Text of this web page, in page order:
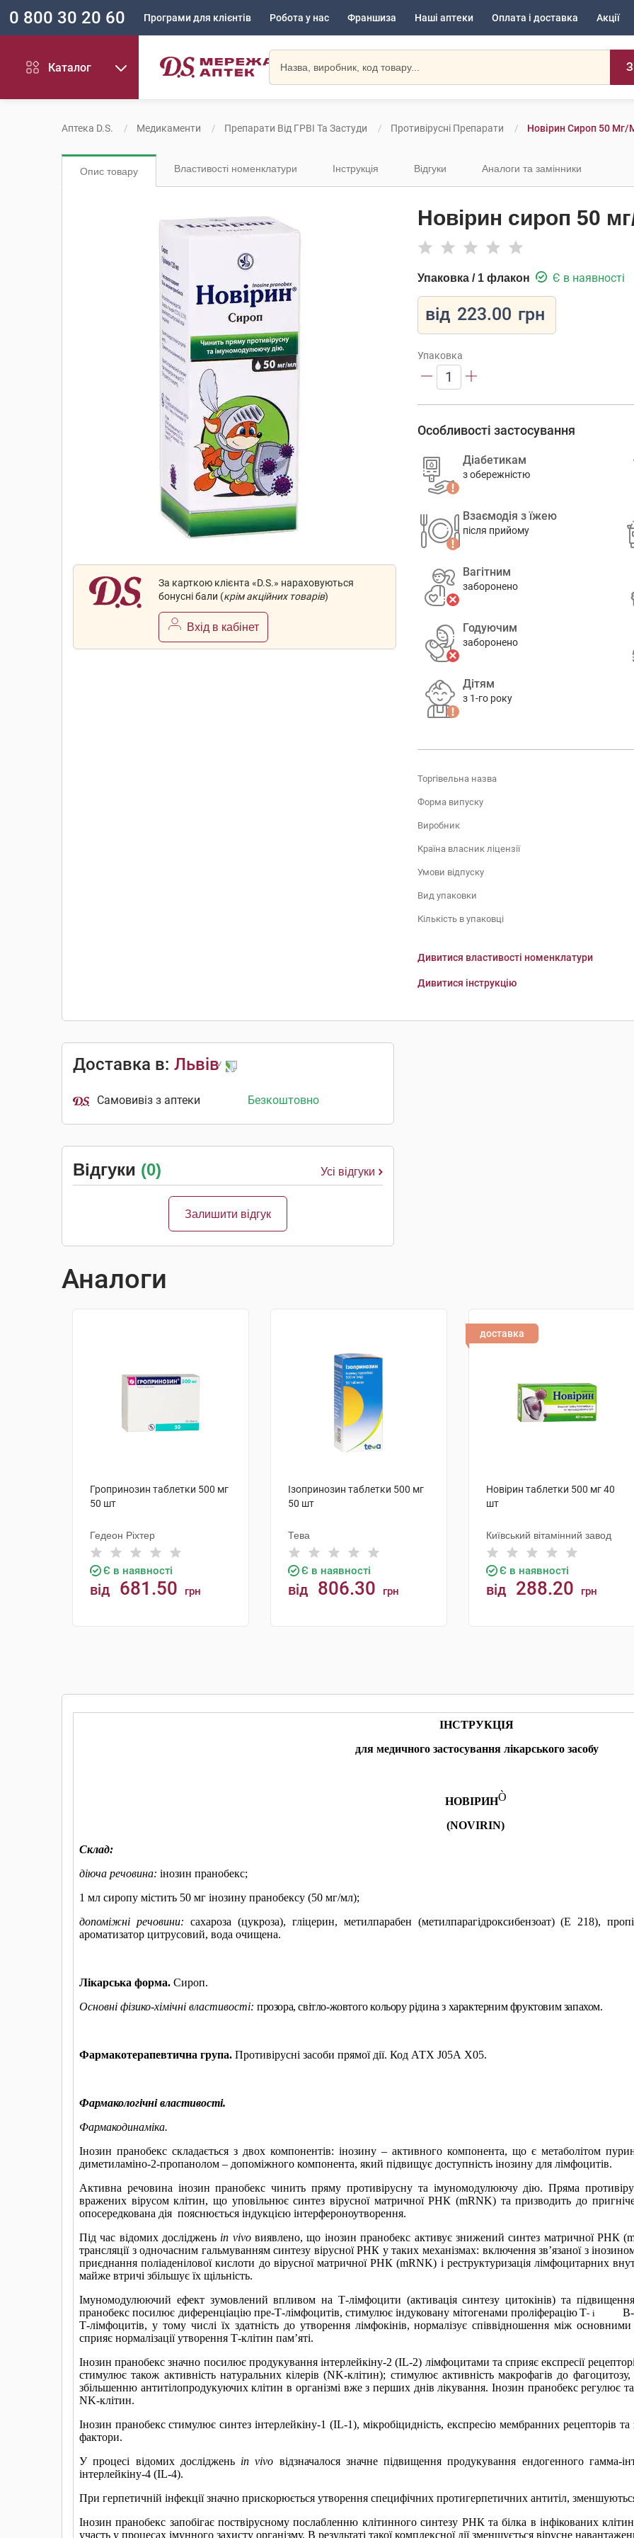
0 800 30 20 60 Програми для клієнтів Робота у нас Франшиза Наші аптеки Оплата і доставка Акції
Каталог
Аптека D.S. Медикаменти Препарати Від ГРВІ Та Застуди Противірусні Препарати Новірин Сироп 50
Опис товару Властивості номенклатури Інструкція Відгуки Аналоги та замінники
За карткою клієнта «D.S.» нараховуються
бонусні бали (крім акційних товарів)
Вхід в кабінет
Новірин сироп 50
Упаковка / 1 флакон Є в наявності
від 223.00 грн
Упаковка
1
Особливості застосування
Діабетикам
з обережністю
Взаємодія з їжею
після прийому
Вагітним
заборонено
Годуючим
заборонено
Дітям
з 1-го року
Торгівельна назва
Форма випуску
Виробник
Країна власник ліцензії
Умови відпуску
Вид упаковки
Кількість в упаковці
Дивитися властивості номенклатури
Дивитися інструкцію
Доставка в: Львів
Самовивіз з аптеки Безкоштовно
Відгуки (0) Усі відгуки
Залишити відгук
Аналоги
Гропринозин таблетки 500 мг
50 шт
Гедеон Ріхтер
Є в наявності
від 681.50 грн
Ізопринозин таблетки 500 мг
50 шт
Тева
Є в наявності
від 806.30 грн
доставка
Новірин таблетки 500 мг 40
шт
Київський вітамінний завод
Є в наявності
від 288.20 грн